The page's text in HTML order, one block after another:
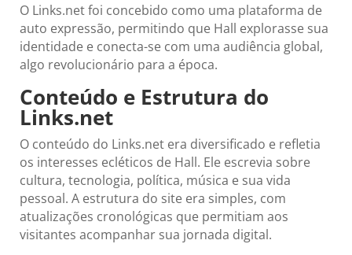
O Links.net foi concebido como uma plataforma de
auto expressão, permitindo que Hall explorasse sua
identidade e conecta-se com uma audiência global,
algo revolucionário para a época.
Conteúdo e Estrutura do
Links.net
O conteúdo do Links.net era diversificado e refletia
os interesses ecléticos de Hall. Ele escrevia sobre
cultura, tecnologia, política, música e sua vida
pessoal. A estrutura do site era simples, com
atualizações cronológicas que permitiam aos
visitantes acompanhar sua jornada digital.